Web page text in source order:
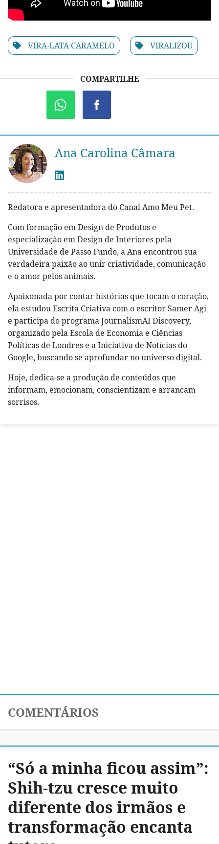
VIRA-LATA CARAMELO VIRALIZOU
COMPARTILHE
Ana Carolina Câmara
Redatora e apresentadora do Canal Amo Meu Pet.
Com formação em Design de Produtos e
especialização em Design de Interiores pela
Universidade de Passo Fundo, a Ana encontrou sua
verdadeira paixão ao unir criatividade, comunicação
e o amor pelos animais.
Apaixonada por contar histórias que tocam o coração,
ela estudou Escrita Criativa com o escritor Samer Agi
e participa do programa JournalismAI Discovery,
organizado pela Escola de Economia e Ciências
Políticas de Londres e a Iniciativa de Notícias do
Google, buscando se aprofundar no universo digital.
Hoje, dedica-se a produção de conteúdos que
informam, emocionam, conscientizam e arrancam
sorrisos.
COMENTÁRIOS